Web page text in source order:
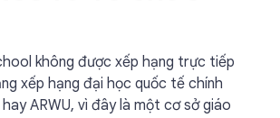
không được xếp hạng trực tiếp
xếp hạng đại học quốc tế chính
hay ARWU, vì đây là một cơ sở giáo